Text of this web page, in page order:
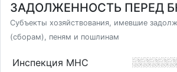
ЗАДОЛЖЕННОСТЬ ПЕРЕД
Субъекты хозяйствования, имевшие
(сборам), пеням и пошлинам
Инспекция МНС